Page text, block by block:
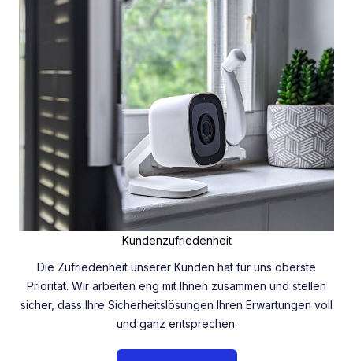
Kundenzufriedenheit
Die Zufriedenheit unserer Kunden hat für uns oberste
Priorität. Wir arbeiten eng mit Ihnen zusammen und stellen
sicher, dass Ihre Sicherheitslösungen Ihren Erwartungen voll
und ganz entsprechen.